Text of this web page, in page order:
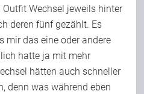
Wechsel jeweils hinter
deren fünf gezählt. Es
mir das eine oder andere
hatte ja mit mehr
hätten auch schneller
denn was während eben